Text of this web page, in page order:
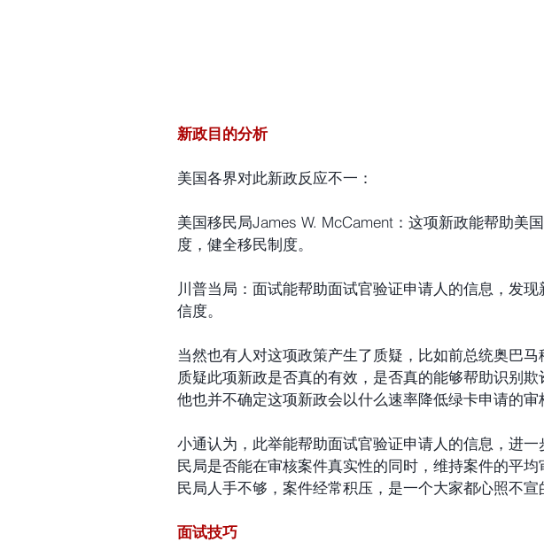
新政目的分析
美国各界对此新政反应不一：
美国移民局James W. McCament：这项新政能帮助美
度，健全移民制度。
川普当局：面试能帮助面试官验证申请人的信息，发
信度。
当然也有人对这项政策产生了质疑，比如前总统奥巴
质疑此项新政是否真的有效，是否真的能够帮助识别欺
他也并不确定这项新政会以什么速率降低绿卡申请的审
小通认为，此举能帮助面试官验证申请人的信息，进
民局是否能在审核案件真实性的同时，维持案件的平
民局人手不够，案件经常积压，是一个大家都心照不宣
面试技巧